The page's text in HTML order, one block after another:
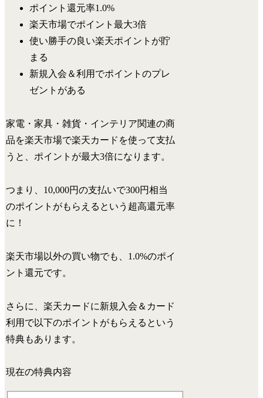
ポイント還元率1.0%
楽天市場でポイント最大3倍
使い勝手の良い楽天ポイントが貯
まる
新規入会＆利用でポイントのプレ
ゼントがある
家電・家具・雑貨・インテリア関連の商
品を楽天市場で楽天カードを使って支払
うと、ポイントが最大3倍になります。
つまり、10,000円の支払いで300円相当
のポイントがもらえるという超高還元率
に！
楽天市場以外の買い物でも、1.0%のポイ
ント還元です。
さらに、楽天カードに新規入会＆カード
利用で以下のポイントがもらえるという
特典もあります。
現在の特典内容